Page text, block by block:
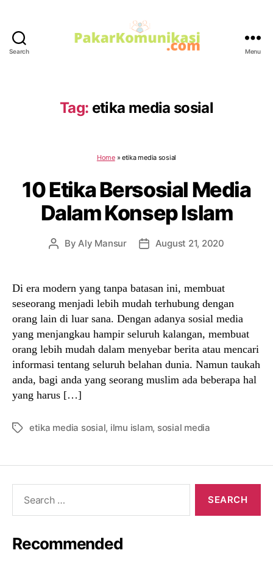
Search Menu
Tag: etika media sosial
Home» etika media sosial
10 Etika Bersosial Media
Dalam Konsep Islam
PostByAly Mansur
PostAugust 21, 2020
Di era modern yang tanpa batasan ini, membuat
seseorang menjadi lebih mudah terhubung dengan
orang lain di luar sana. Dengan adanya sosial media
yang menjangkau hampir seluruh kalangan, membuat
orang lebih mudah dalam menyebar berita atau mencari
informasi tentang seluruh belahan dunia. Namun taukah
anda, bagi anda yang seorang muslim ada beberapa hal
yang harus […]
Tagsetika media sosial, ilmu islam, sosial media
Recommended